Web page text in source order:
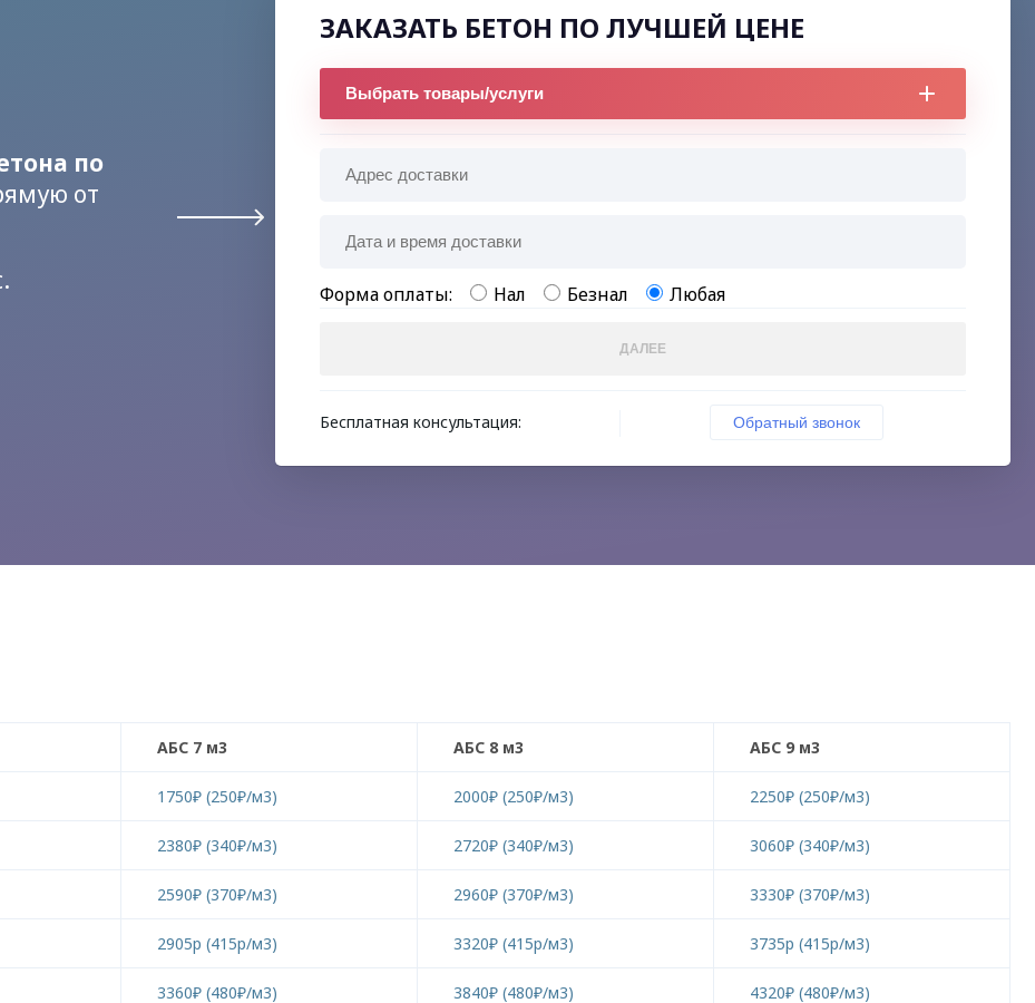
по
от
ЗАКАЗАТЬ БЕТОН ПО ЛУЧШЕЙ ЦЕНЕ
Выбрать товары/услуги
Форма оплаты: Нал Безнал Любая
ДАЛЕЕ
Бесплатная консультация: Обратный звонок
АБС 7 м3 АБС 8 м3 АБС 9 м3
1750₽ (250₽/м3) 2000₽ (250₽/м3) 2250₽ (250₽/м3)
2380₽ (340₽/м3) 2720₽ (340₽/м3) 3060₽ (340₽/м3)
2590₽ (370₽/м3) 2960₽ (370₽/м3) 3330₽ (370₽/м3)
2905р (415р/м3) 3320₽ (415р/м3) 3735р (415р/м3)
3360₽ (480₽/м3) 3840₽ (480₽/м3) 4320₽ (480₽/м3)